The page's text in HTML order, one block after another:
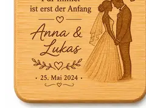
Hinweis:Alle Aussagen basieren
vorhandenen Artikeldaten.
mehr anzeigen